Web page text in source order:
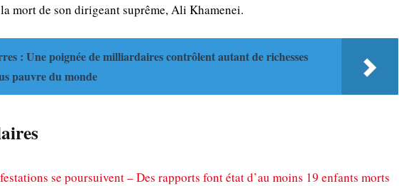
mort de son dirigeant suprême, Ali Khamenei.
: Une poignée de milliardaires contrôlent autant de richesses
pauvre du monde
se poursuivent – Des rapports font état d’au moins 19 enfants morts